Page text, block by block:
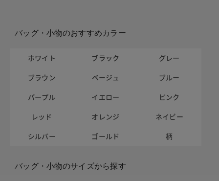
バッグ・小物のおすすめカラー
ホワイト ブラック
グレー
ブラウン
ベージュ
ブルー
パープル
イエロー
ピンク
レッド
オレンジ
ネイビー
シルバー
ゴールド 柄
バッグ・小物のサイズから探す